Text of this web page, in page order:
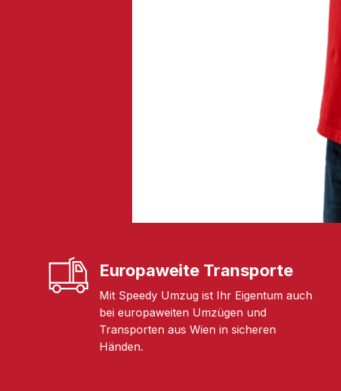
Europaweite Transporte
Mit Speedy Umzug ist Ihr Eigentum auch
bei europaweiten Umzügen und
Transporten aus Wien in sicheren
Händen.